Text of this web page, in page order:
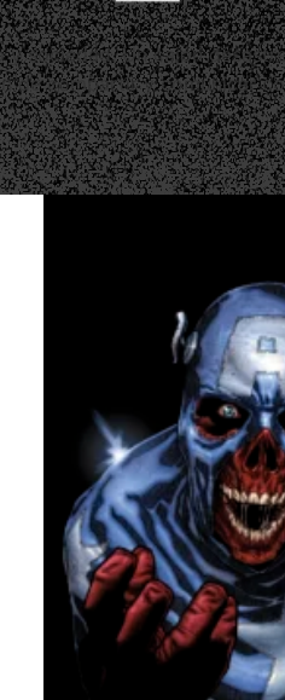
sociedad. Un cajón
de compartir y comunicar